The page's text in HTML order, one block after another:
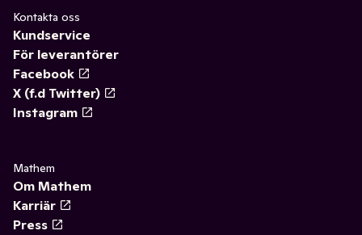
Kontakta oss
Kundservice
För leverantörer
Facebook
X (f.d Twitter)
Instagram
Mathem
Om Mathem
Karriär
Press